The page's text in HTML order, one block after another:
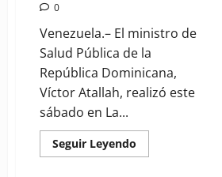
0
Venezuela.– El ministro de
Salud Pública de la
República Dominicana,
Víctor Atallah, realizó este
sábado en La...
Seguir Leyendo
more